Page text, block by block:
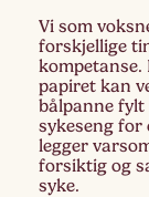
Vi som
forskjellige
kompetanse.
papiret kan
bålpanne
sykeseng for
legger
forsiktig og
syke.